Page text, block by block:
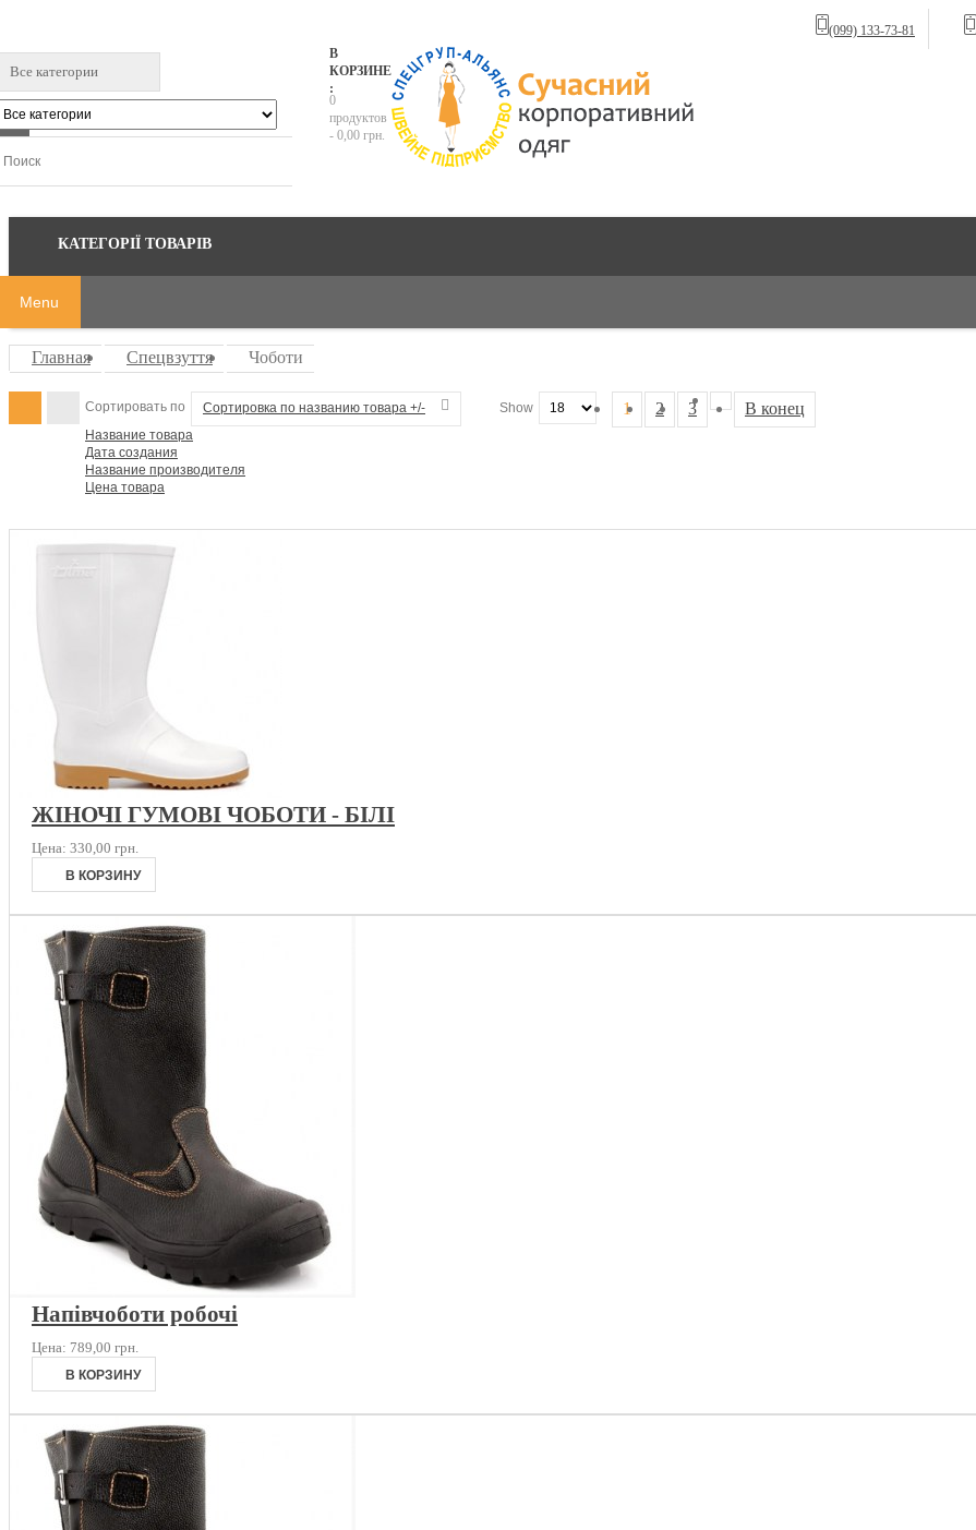
(099) 133-73-81
Все категории
В
КОРЗИНЕ
:
0
продуктов
- 0,00 грн.
КАТЕГОРІЇ ТОВАРІВ
Menu
Главная Спецвзуття Чоботи
Сортировать по
Сортировка по названию товара +/-
Название товара
Дата создания
Название производителя
Цена товара
Show 1 2 3 В конец
ЖІНОЧІ ГУМОВІ ЧОБОТИ - БІЛІ
Цена: 330,00 грн.
Напівчоботи робочі
Цена: 789,00 грн.